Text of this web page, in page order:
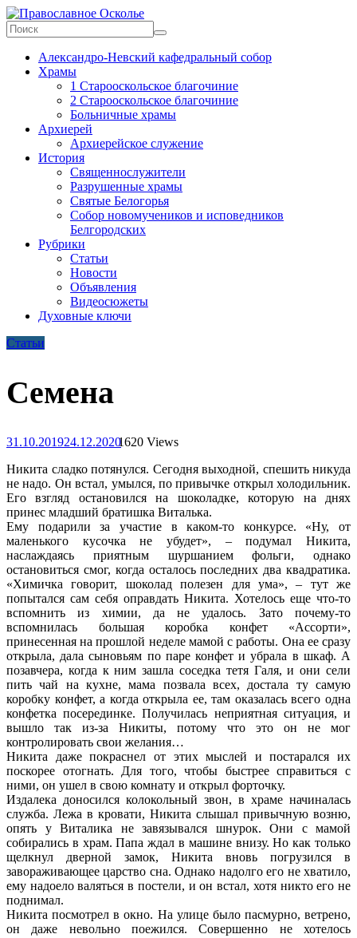
Skip
to
content
Православное
Осколье
Информационный
митрополичий
Александро-Невский кафедральный собор
Храмы
1 Старооскольское благочиние
2 Старооскольское благочиние
Больничные храмы
Архиерей
Архиерейское служение
История
Священнослужители
Разрушенные храмы
Святые Белогорья
Собор новомучеников и исповедников
Белгородских
Рубрики
Статьи
Новости
Объявления
Видеосюжеты
Духовные ключи
Статьи
Семена
31.10.201924.12.20201620 Views
Никита сладко потянулся. Сегодня выходной, спешить никуда
не надо. Он встал, умылся, по привычке открыл холодильник.
Его взгляд остановился на шоколадке, которую на днях
принес младший братишка Виталька.
Ему подарили за участие в каком-то конкурсе. «Ну, от
маленького кусочка не убудет», – подумал Никита,
наслаждаясь приятным шуршанием фольги, однако
остановиться смог, когда осталось последних два квадратика.
«Химичка говорит, шоколад полезен для ума», – тут же
попытался сам себя оправдать Никита. Хотелось еще что-то
вспомнить из химии, да не удалось. Зато почему-то
вспомнилась большая коробка конфет «Ассорти»,
принесенная на прошлой неделе мамой с работы. Она ее сразу
открыла, дала сыновьям по паре конфет и убрала в шкаф. А
позавчера, когда к ним зашла соседка тетя Галя, и они сели
пить чай на кухне, мама позвала всех, достала ту самую
коробку конфет, а когда открыла ее, там оказалась всего одна
конфетка посерединке. Получилась неприятная ситуация, и
вышло так из-за Никиты, потому что это он не мог
контролировать свои желания…
Никита даже покраснел от этих мыслей и постарался их
поскорее отогнать. Для того, чтобы быстрее справиться с
ними, он ушел в свою комнату и открыл форточку.
Издалека доносился колокольный звон, в храме начиналась
служба. Лежа в кровати, Никита слышал привычную возню,
опять у Виталика не завязывался шнурок. Они с мамой
собирались в храм. Папа ждал в машине внизу. Но как только
щелкнул дверной замок, Никита вновь погрузился в
завораживающее царство сна. Однако надолго его не хватило,
ему надоело валяться в постели, и он встал, хотя никто его не
поднимал.
Никита посмотрел в окно. На улице было пасмурно, ветрено,
он даже невольно поежился. Совершенно не хотелось